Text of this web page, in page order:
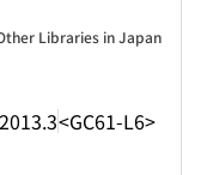
2013.3<GC61-L6>
Libraries in Japan